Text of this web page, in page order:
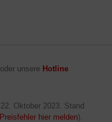
oder unsere Hotline
22. Oktober 2023. Stand
Preisfehler hier melden).